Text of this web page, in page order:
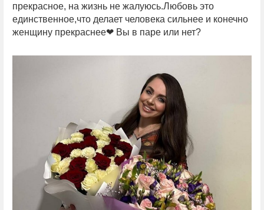
прекрасное, на жизнь не жалуюсь.Любовь это
единственное,что делает человека сильнее и конечно
женщину прекраснее❤ Вы в паре или нет?